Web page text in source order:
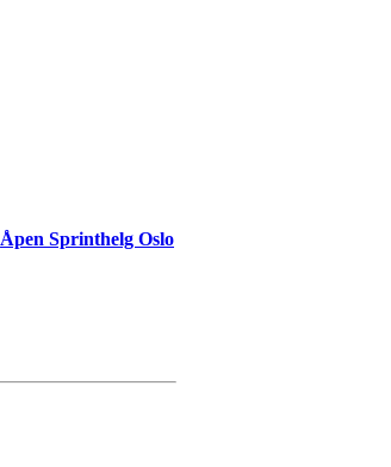
Åpen Sprinthelg Oslo